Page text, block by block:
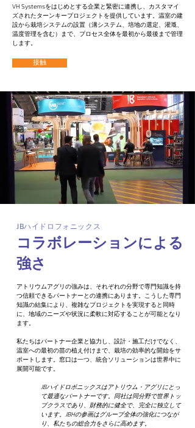
VH Systemsをはじめとする企業と緊密に連携し、カスタマイ
ズされたターンキープロジェクトを提供しています。温室の建
設から栽培システムの設置（溝システム、培地の選定、灌漑、
温度管理を含む）まで、プロセス全体を最初から最後まで管理
します。
接触
JBハイドロフォニックス
コラボレーションによる
強さ
アトリウムアグリの強みは、それぞれの分野で専門知識を持
つ信頼できるパートナーとの連携にあります。こうした専門
知識の結集により、複雑なプロジェクトを実現すると同時
に、地域のニーズや状況に柔軟に対応することが可能となり
ます。
私たちはパートナー企業と協力し、設計・施工だけでなく、
温室への最初の苗の植え付けまで、栽培の効率的な開始をサ
ポートします。窓口は一つ、統合ソリューションは世界中に
展開可能です。
JBハイドロポニックスはアトリウム・アグリにとっ
て最適なパートナーです。同社は同分野で世界トッ
プクラスであり、財務的に健全で、完全に独立して
います。JBHの参画はグループ全体の強化につなが
り、私たちの総合力をさらに高めます。